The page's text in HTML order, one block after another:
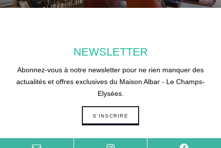
NEWSLETTER
Abonnez-vous à notre newsletter pour ne rien manquer des
actualités et offres exclusives du Maison Albar - Le Champs-
Elysées.
S'INSCRIRE